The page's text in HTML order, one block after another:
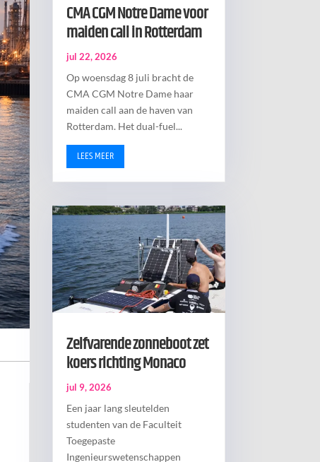
CMA CGM Notre Dame voor
maiden call in Rotterdam
jul 22, 2026
Op woensdag 8 juli bracht de
CMA CGM Notre Dame haar
maiden call aan de haven van
Rotterdam. Het dual-fuel...
LEES MEER
Zelfvarende zonneboot zet
koers richting Monaco
jul 9, 2026
Een jaar lang sleutelden
studenten van de Faculteit
Toegepaste
Ingenieurswetenschappen